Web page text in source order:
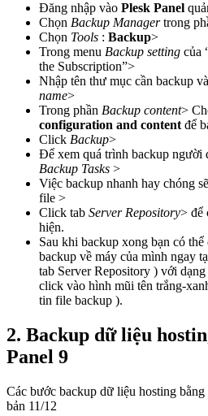
Đăng nhập vào Plesk Panel
Chọn Backup Managertrong
Chọn Tools : Backup>
Trong menu Backup setting của
the Subscription”>
Nhập tên thư mục cần backup
name>
Trong phần Backup content>
configuration and content để
Click Backup>
Để xem quá trình backup người
Backup Tasks >
Việc backup nhanh hay chóng
file >
Click tab Server Repository> để
hiện.
Sau khi backup xong bạn có
backup về máy của mình ngay
tab Server Repository ) với dạng
click vào hình mũi tên trắng-
tin file backup ).
2. Backup dữ liệu
Panel 9
Các bước backup dữ liệu hosting
bản 11/12